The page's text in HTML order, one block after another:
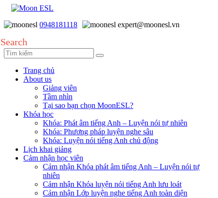
0948181118 expert@moonesl.vn
Search
Trang chủ
About us
Giảng viên
Tầm nhìn
Tại sao bạn chọn MoonESL?
Khóa học
Khóa: Phát âm tiếng Anh – Luyện nói tự nhiên
Khóa: Phương pháp luyện nghe sâu
Khóa: Luyện nói tiếng Anh chủ động
Lịch khai giảng
Cảm nhận học viên
Cảm nhận Khóa phát âm tiếng Anh – Luyện nói tự
nhiên
Cảm nhận Khóa luyện nói tiếng Anh lưu loát
Cảm nhận Lớp luyện nghe tiếng Anh toàn diện